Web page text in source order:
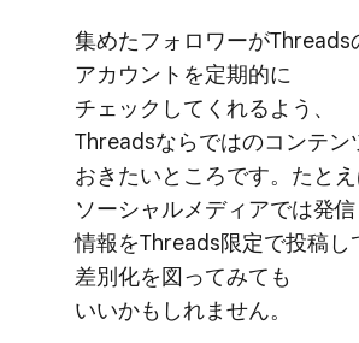
集めた​フォロワーが​Threads
アカウントを​定期的に​
チェックしてくれる​よう、​
Threadsならではの​コンテン
おきたい​ところです。​たと
ソーシャルメディアでは​発
情報を​Threads限定で​投稿し
差別化を​図ってみても​
いいかもしれません。